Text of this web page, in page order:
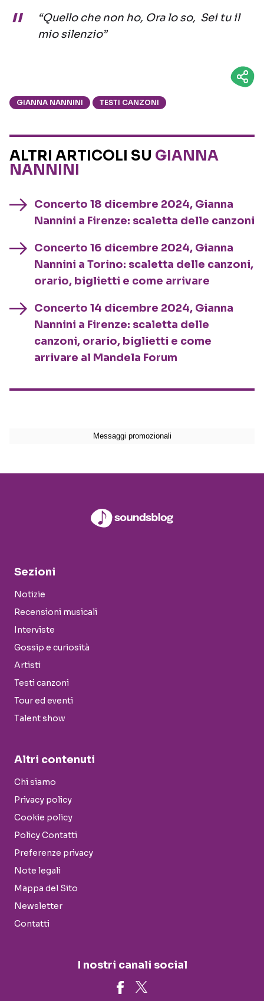
“Quello che non ho, Ora lo so, Sei tu il
mio silenzio”
GIANNA NANNINI TESTI CANZONI
ALTRI ARTICOLI SU GIANNA
NANNINI
Concerto 18 dicembre 2024, Gianna
Nannini a Firenze: scaletta delle canzoni
Concerto 16 dicembre 2024, Gianna
Nannini a Torino: scaletta delle canzoni,
orario, biglietti e come arrivare
Concerto 14 dicembre 2024, Gianna
Nannini a Firenze: scaletta delle
canzoni, orario, biglietti e come
arrivare al Mandela Forum
Sezioni
Notizie
Recensioni musicali
Interviste
Gossip e curiosità
Artisti
Testi canzoni
Tour ed eventi
Talent show
Altri contenuti
Chi siamo
Privacy policy
Cookie policy
Policy Contatti
Preferenze privacy
Note legali
Mappa del Sito
Newsletter
Contatti
I nostri canali social